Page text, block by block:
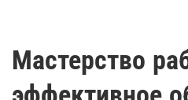
Мастерство